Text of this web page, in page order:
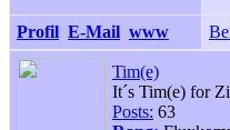
Profil E-Mail www
Tim(e)
It´s Tim(e) for
Posts: 63